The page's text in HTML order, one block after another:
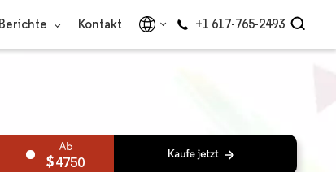
Berichte Kontakt +1 617-765-2493
4750